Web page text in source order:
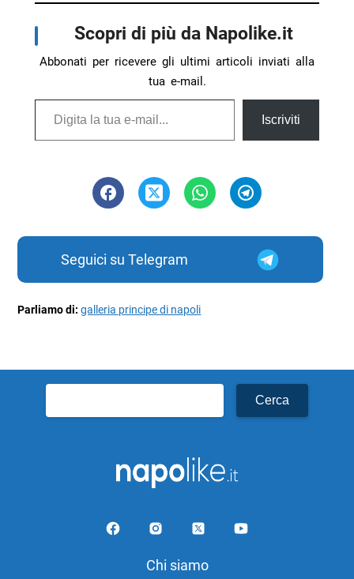
Scopri di più da Napolike.it
Abbonati per ricevere gli ultimi articoli inviati alla
tua e-mail.
Digita la tua e-mail...
Iscriviti
Seguici su Telegram
Parliamo di:galleria principe di napoli
per:
Chi siamo